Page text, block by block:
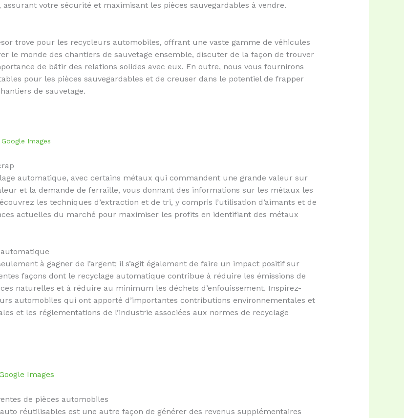
votre sécurité et maximisant les pièces sauvegardables à vendre.
trove pour les recycleurs automobiles, offrant une vaste gamme de véhicules
le monde des chantiers de sauvetage ensemble, discuter de la façon de trouver
de bâtir des relations solides avec eux. En outre, nous vous fournirons
pour les pièces sauvegardables et de creuser dans le potentiel de frapper
de sauvetage.
Google Images
automatique, avec certains métaux qui commandent une grande valeur sur
et la demande de ferraille, vous donnant des informations sur les métaux les
les techniques d’extraction et de tri, y compris l’utilisation d’aimants et de
actuelles du marché pour maximiser les profits en identifiant des métaux
à gagner de l’argent; il s’agit également de faire un impact positif sur
façons dont le recyclage automatique contribue à réduire les émissions de
naturelles et à réduire au minimum les déchets d’enfouissement. Inspirez-
automobiles qui ont apporté d’importantes contributions environnementales et
et les réglementations de l’industrie associées aux normes de recyclage
Images
de pièces automobiles
réutilisables est une autre façon de générer des revenus supplémentaires